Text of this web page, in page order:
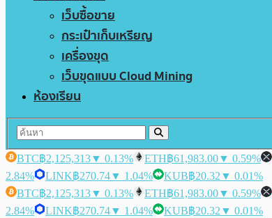
เว็บซื้อขาย
กระเป๋าเก็บเหรียญ
เครื่องขุด
เว็บขุดแบบ Cloud Mining
ห้องเรียน
BTC฿2,125,313▼ 0.13% ETH฿61,983.00▼ 0.59%
2.84%
LINK฿270.74▼ 1.04% KUB฿20.32 ▼ 0.01%
BTC฿2,125,313▼ 0.13% ETH฿61,983.00▼ 0.59%
2.84%
LINK฿270.74▼ 1.04% KUB฿20.32 ▼ 0.01%